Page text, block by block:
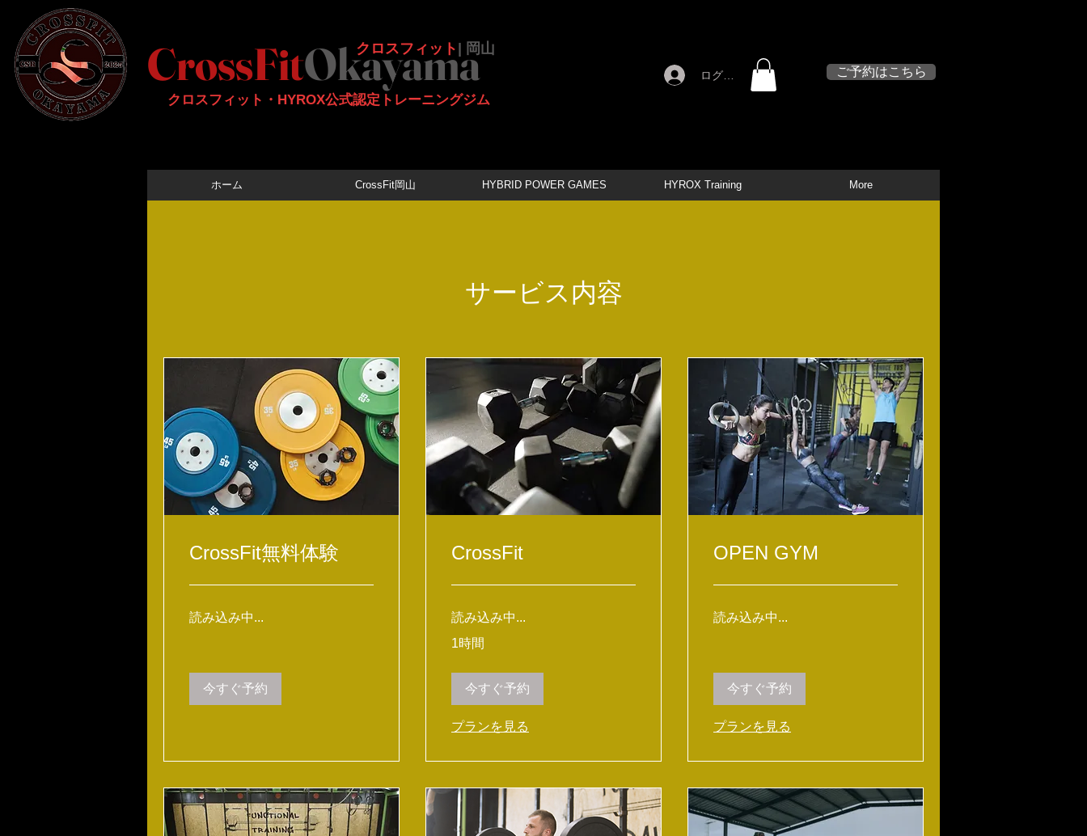
CrossFitOkayama
クロスフィット | 岡山
​クロスフィット・HYROX公式認定トレーニングジム
ログイン ご予約はこちら
ホーム CrossFit岡山 HYBRID POWER GAMES HYROX Training More
サービス内容
CrossFit無料体験
読み込み中...
今すぐ予約
CrossFit
読み込み中...
1時間
今すぐ予約
プランを見る
OPEN GYM
読み込み中...
今すぐ予約
プランを見る